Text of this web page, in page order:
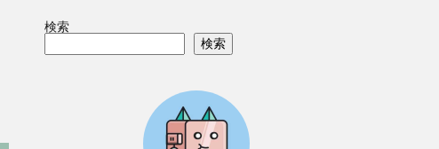
検索
検索